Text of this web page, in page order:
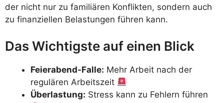
der nicht nur zu familiären Konflikten, sondern auch
zu finanziellen Belastungen führen kann.
Das Wichtigste auf einen Blick
Feierabend-Falle: Mehr Arbeit nach der
regulären Arbeitszeit
Überlastung: Stress kann zu Fehlern führen